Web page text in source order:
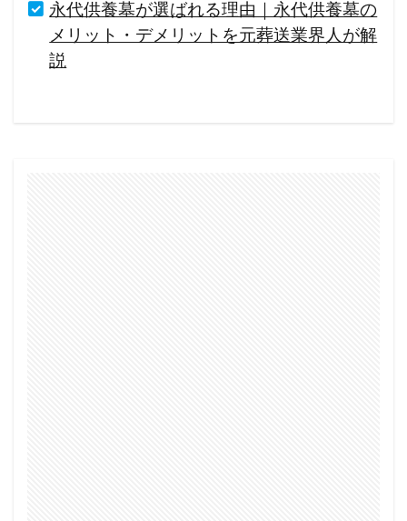
永代供養墓が選ばれる理由｜永代供養墓の
メリット・デメリットを元葬送業界人が解
説